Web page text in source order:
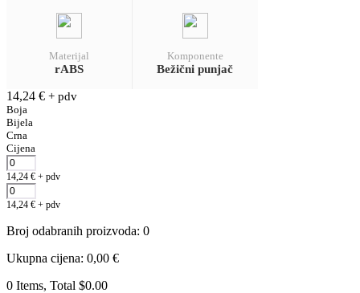
Materijal
rABS
Komponente
Bežični punjač
14,24 € + pdv
Boja
Bijela
Crna
Cijena
14,24 € + pdv
14,24 € + pdv
Broj odabranih proizvoda: 0
Ukupna cijena: 0,00 €
0 Items, Total $0.00